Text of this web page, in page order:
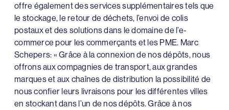
offre également des services supplémentaires tels que
le stockage, le retour de déchets, l’envoi de colis
postaux et des solutions dans le domaine de l’e-
commerce pour les commerçants et les PME. Marc
Schepers: « Grâce à la connexion de nos dépôts, nous
offrons aux compagnies de transport, aux grandes
marques et aux chaînes de distribution la possibilité de
nous confier leurs livraisons pour les différentes villes
en stockant dans l’un de nos dépôts. Grâce à nos